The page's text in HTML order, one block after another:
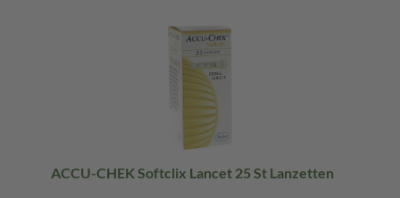
ACCU-CHEK Softclix Lancet 25 St Lanzetten